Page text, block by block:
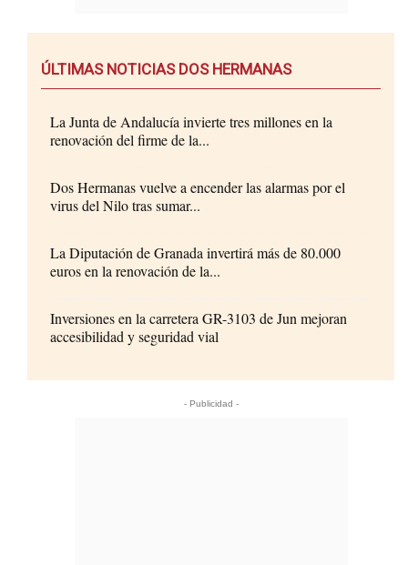
ÚLTIMAS NOTICIAS DOS HERMANAS
La Junta de Andalucía invierte tres millones en la
renovación del firme de la...
Dos Hermanas vuelve a encender las alarmas por el
virus del Nilo tras sumar...
La Diputación de Granada invertirá más de 80.000
euros en la renovación de la...
Inversiones en la carretera GR-3103 de Jun mejoran
accesibilidad y seguridad vial
- Publicidad -